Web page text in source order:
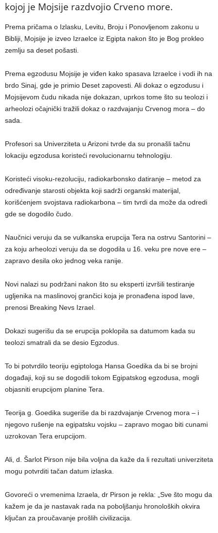
kojoj je Mojsije razdvojio Crveno more.
Prema pričama o Izlasku, Levitu, Broju i Ponovljenom zakonu u
Bibliji, Mojsije je izveo Izraelce iz Egipta nakon što je Bog prokleo
zemlju sa deset pošasti.
Prema egzodusu Mojsije je viđen kako spasava Izraelce i vodi ih na
brdo Sinaj, gde je primio Deset zapovesti. Ali dokaz o egzodusu i
Mojsijevom čudu nikada nije dokazan, uprkos tome što su teolozi i
arheolozi očajnički tražili dokaz o razdvajanju Crvenog mora – do
sada.
Profesori sa Univerziteta u Arizoni tvrde da su pronašli tačnu
lokaciju egzodusa koristeći revolucionarnu tehnologiju.
Koristeći visoku-rezoluciju, radiokarbonsko datiranje – metod za
određivanje starosti objekta koji sadrži organski materijal,
korišćenjem svojstava radiokarbona – tim tvrdi da može da odredi
gde se dogodilo čudo.
Naučnici veruju da se vulkanska erupcija Tera na ostrvu Santorini –
za koju arheolozi veruju da se dogodila u 16. veku pre nove ere –
zapravo desila oko jednog veka ranije.
Novi nalazi su podržani nakon što su eksperti izvršili testiranje
ugljenika na maslinovoj grančici koja je pronađena ispod lave,
prenosi Breaking Nevs Izrael.
Dokazi sugerišu da se erupcija poklopila sa datumom kada su
teolozi smatrali da se desio Egzodus.
To bi potvrdilo teoriju egiptologa Hansa Goedika da bi se brojni
događaji, koji su se dogodili tokom Egipatskog egzodusa, mogli
objasniti erupcijom planine Tera.
Teorija g. Goedika sugeriše da bi razdvajanje Crvenog mora – i
njegovo rušenje na egipatsku vojsku – zapravo mogao biti cunami
uzrokovan Tera erupcijom.
Ali, d. Šarlot Pirson nije bila voljna da kaže da li rezultati univerziteta
mogu potvrditi tačan datum izlaska.
Govoreći o vremenima Izraela, dr Pirson je rekla: „Sve što mogu da
kažem je da je nastavak rada na poboljšanju hronoloških okvira
ključan za proučavanje prošlih civilizacija.